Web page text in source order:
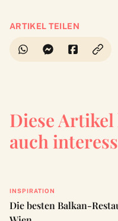
ARTIKEL TEILEN
Diese
auch
INSPIRATION
Die besten Balkan-